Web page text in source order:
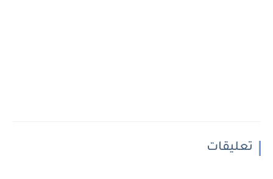
تعليقات